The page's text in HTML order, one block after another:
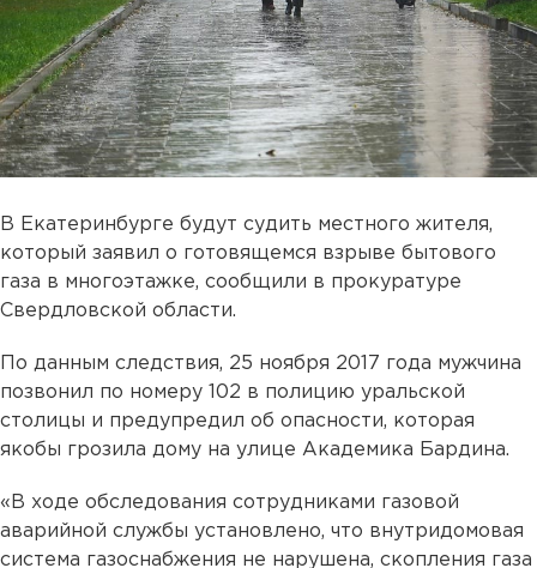
В Екатеринбурге будут судить местного жителя,
который заявил о готовящемся взрыве бытового
газа в многоэтажке, сообщили в прокуратуре
Свердловской области.
По данным следствия, 25 ноября 2017 года мужчина
позвонил по номеру 102 в полицию уральской
столицы и предупредил об опасности, которая
якобы грозила дому на улице Академика Бардина.
«В ходе обследования сотрудниками газовой
аварийной службы установлено, что внутридомовая
система газоснабжения не нарушена, скопления газа